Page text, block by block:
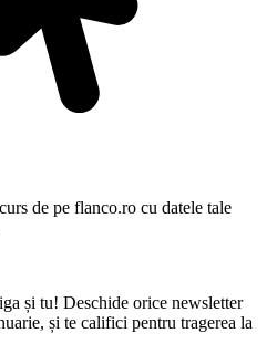
de pe flanco.ro cu datele tale
și tu! Deschide orice newsletter
și te califici pentru tragerea la